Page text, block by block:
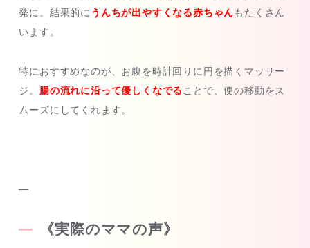
発に。結果的に うんちが出やすくなる赤ちゃんもたくさん
います。
特におすすめなのが、お腹を時計回りに円を描くマッサー
ジ。 腸の流れに沿って優しくなでる ことで、便の移動をス
ムーズにしてくれます。
—
《実際のママの声》